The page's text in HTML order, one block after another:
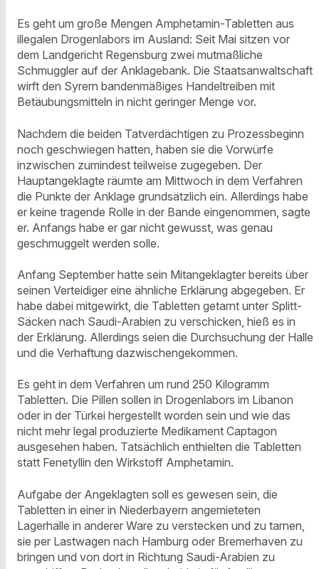
Es geht um große Mengen Amphetamin-Tabletten aus
illegalen Drogenlabors im Ausland: Seit Mai sitzen vor
dem Landgericht Regensburg zwei mutmaßliche
Schmuggler auf der Anklagebank. Die Staatsanwaltschaft
wirft den Syrern bandenmäßiges Handeltreiben mit
Betäubungsmitteln in nicht geringer Menge vor.
Nachdem die beiden Tatverdächtigen zu Prozessbeginn
noch geschwiegen hatten, haben sie die Vorwürfe
inzwischen zumindest teilweise zugegeben. Der
Hauptangeklagte räumte am Mittwoch in dem Verfahren
die Punkte der Anklage grundsätzlich ein. Allerdings habe
er keine tragende Rolle in der Bande eingenommen, sagte
er. Anfangs habe er gar nicht gewusst, was genau
geschmuggelt werden solle.
Anfang September hatte sein Mitangeklagter bereits über
seinen Verteidiger eine ähnliche Erklärung abgegeben. Er
habe dabei mitgewirkt, die Tabletten getarnt unter Splitt-
Säcken nach Saudi-Arabien zu verschicken, hieß es in
der Erklärung. Allerdings seien die Durchsuchung der Halle
und die Verhaftung dazwischengekommen.
Es geht in dem Verfahren um rund 250 Kilogramm
Tabletten. Die Pillen sollen in Drogenlabors im Libanon
oder in der Türkei hergestellt worden sein und wie das
nicht mehr legal produzierte Medikament Captagon
ausgesehen haben. Tatsächlich enthielten die Tabletten
statt Fenetyllin den Wirkstoff Amphetamin.
Aufgabe der Angeklagten soll es gewesen sein, die
Tabletten in einer in Niederbayern angemieteten
Lagerhalle in anderer Ware zu verstecken und zu tarnen,
sie per Lastwagen nach Hamburg oder Bremerhaven zu
bringen und von dort in Richtung Saudi-Arabien zu